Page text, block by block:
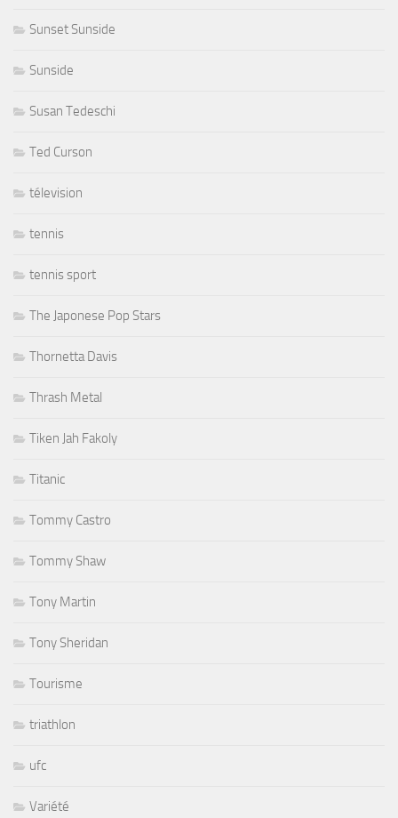
Sunset Sunside
Sunside
Susan Tedeschi
Ted Curson
télevision
tennis
tennis sport
The Japonese Pop Stars
Thornetta Davis
Thrash Metal
Tiken Jah Fakoly
Titanic
Tommy Castro
Tommy Shaw
Tony Martin
Tony Sheridan
Tourisme
triathlon
ufc
Variété